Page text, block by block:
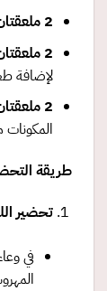
2
2
لإضافة
2
المكونات
طريقة
تحضير
في